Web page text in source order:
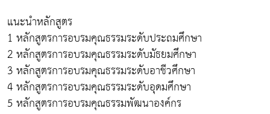
แนะนำหลักสูตร
1 หลักสูตรการอบรมคุณธรรมระดับประถมศึกษา
2 หลักสูตรการอบรมคุณธรรมระดับมัธยมศึกษา
3 หลักสูตรการอบรมคุณธรรมระดับอาชีวศึกษา
4 หลักสูตรการอบรมคุณธรรมระดับอุดมศึกษา
5 หลักสูตรการอบรมคุณธรรมพัฒนาองค์กร